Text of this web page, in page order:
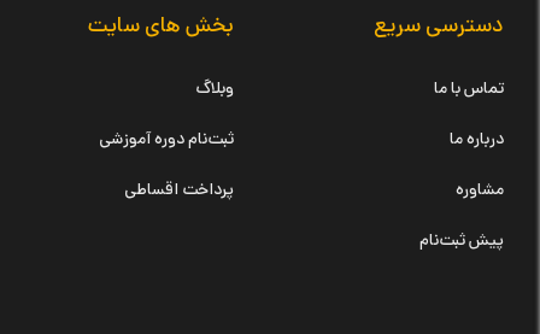
دسترسی سریع
تماس با ما
درباره ما
مشاوره
پیش ثبت‌نام
بخش های سایت
وبلاگ
ثبت‌نام دوره آموزشی
پرداخت اقساطی